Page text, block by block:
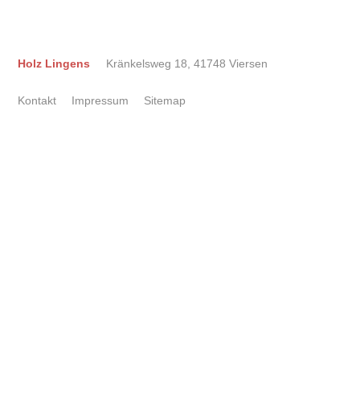
Holz Lingens Kränkelsweg 18, 41748 Viersen
Kontakt Impressum Sitemap